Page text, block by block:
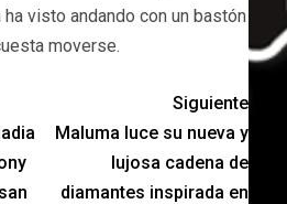
visto andando con un bastón
moverse.
Siguiente
Maluma luce su nueva y
lujosa cadena de
diamantes inspirada en